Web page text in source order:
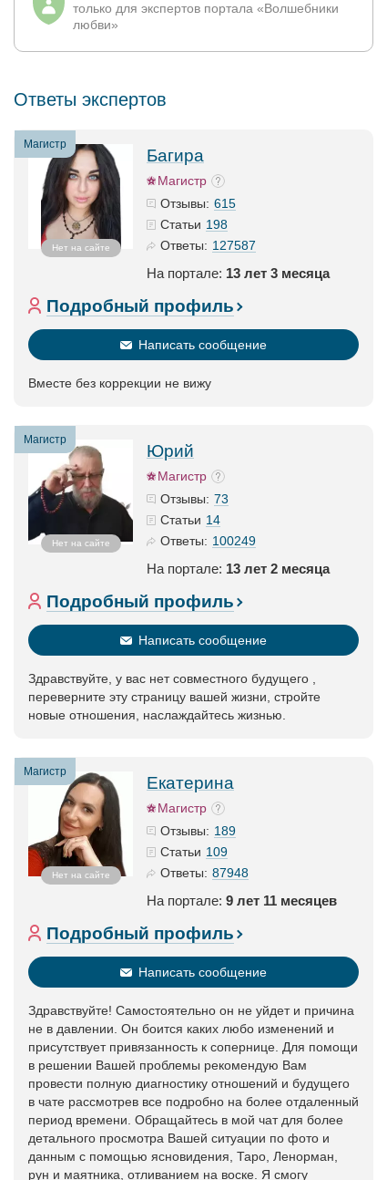
только для экспертов портала «Волшебники
любви»
Ответы экспертов
Магистр
Нет на сайте
Багира
Магистр
Отзывы: 615
Статьи 198
Ответы: 127587
На портале: 13 лет 3 месяца
Подробный профиль
Написать сообщение
Вместе без коррекции не вижу
Магистр
Нет на сайте
Юрий
Магистр
Отзывы: 73
Статьи 14
Ответы: 100249
На портале: 13 лет 2 месяца
Подробный профиль
Написать сообщение
Здравствуйте, у вас нет совместного будущего ,
переверните эту страницу вашей жизни, стройте
новые отношения, наслаждайтесь жизнью.
Магистр
Нет на сайте
Екатерина
Магистр
Отзывы: 189
Статьи 109
Ответы: 87948
На портале: 9 лет 11 месяцев
Подробный профиль
Написать сообщение
Здравствуйте! Самостоятельно он не уйдет и причина
не в давлении. Он боится каких любо изменений и
присутствует привязанность к сопернице. Для помощи
в решении Вашей проблемы рекомендую Вам
провести полную диагностику отношений и будущего
в чате рассмотрев все подробно на более отдаленный
период времени. Обращайтесь в мой чат для более
детального просмотра Вашей ситуации по фото и
данным с помощью ясновидения, Таро, Ленорман,
рун и маятника, отливанием на воске. Я смогу